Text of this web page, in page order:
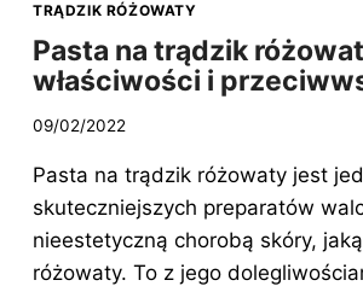
TRĄDZIK RÓŻOWATY
Pasta na trądzik
właściwości i
09/02/2022
Pasta na trądzik różowaty jest
skuteczniejszych preparatów
nieestetyczną chorobą skóry,
różowaty. To z jego